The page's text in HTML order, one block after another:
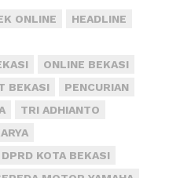
ONLINE
HEADLINE
ONLINE BEKASI
BEKASI
PENCURIAN
TRI ADHIANTO
DPRD KOTA BEKASI